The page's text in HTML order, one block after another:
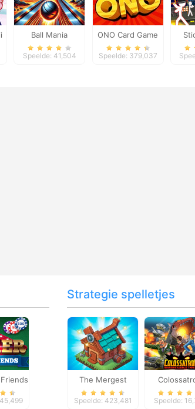
Ball Mania
Speelde: 41,504
ONO Card Game
Speelde: 379,037
Strategie spelletjes
The Mergest
Kingdom
Speelde: 423,481 Speelde: